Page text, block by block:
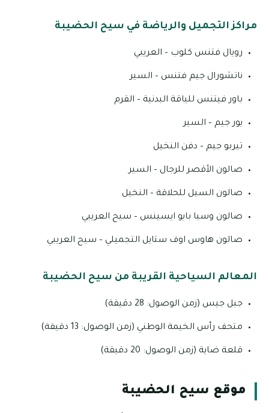
مراكز التجميل والرياضة في سيح الحضيبة
رويال فتنس كلوب – العريبي
ناتشورال جيم فتنس – السير
باور فيتنس للياقة البدنية – القرم
يور جيم – السير
تيربو جيم – دفن النخيل
صالون الأقصر للرجال – السير
صالون السيل للحلاقة – النخيل
صالون وسبا بايو ايسينس – سيح العريبي
صالون هاوس اوف ستايل التجميلي – سيح العريبي
المعالم السياحية القريبة من سيح الحضيبة
جبل جيس (زمن الوصول: 28 دقيقة)
متحف رأس الخيمة الوطني (زمن الوصول: 13 دقيقة)
قلعة ضاية (زمن الوصول: 20 دقيقة)
موقع سيح الحضيبة